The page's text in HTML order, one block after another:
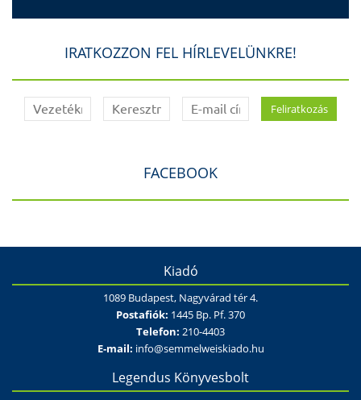
IRATKOZZON FEL HÍRLEVELÜNKRE!
FACEBOOK
Kiadó
1089 Budapest, Nagyvárad tér 4.
Postafiók: 1445 Bp. Pf. 370
Telefon: 210-4403
E-mail: info@semmelweiskiado.hu
Legendus Könyvesbolt